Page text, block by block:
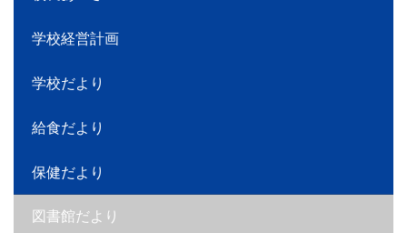
学校経営計画
学校だより
給食だより
保健だより
図書館だより